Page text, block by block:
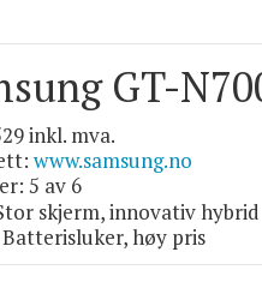
GT-
inkl. mva.
www.samsung.no
5 av 6
skjerm, innovativ hybrid
høy pris